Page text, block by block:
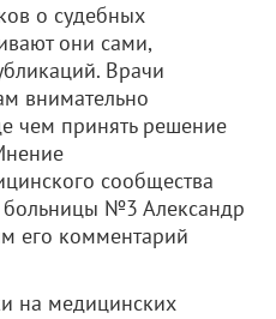
о судебных
они сами,
Врачи
внимательно
чем принять решение
сообщества
больницы №3 Александр
его комментарий
на медицинских